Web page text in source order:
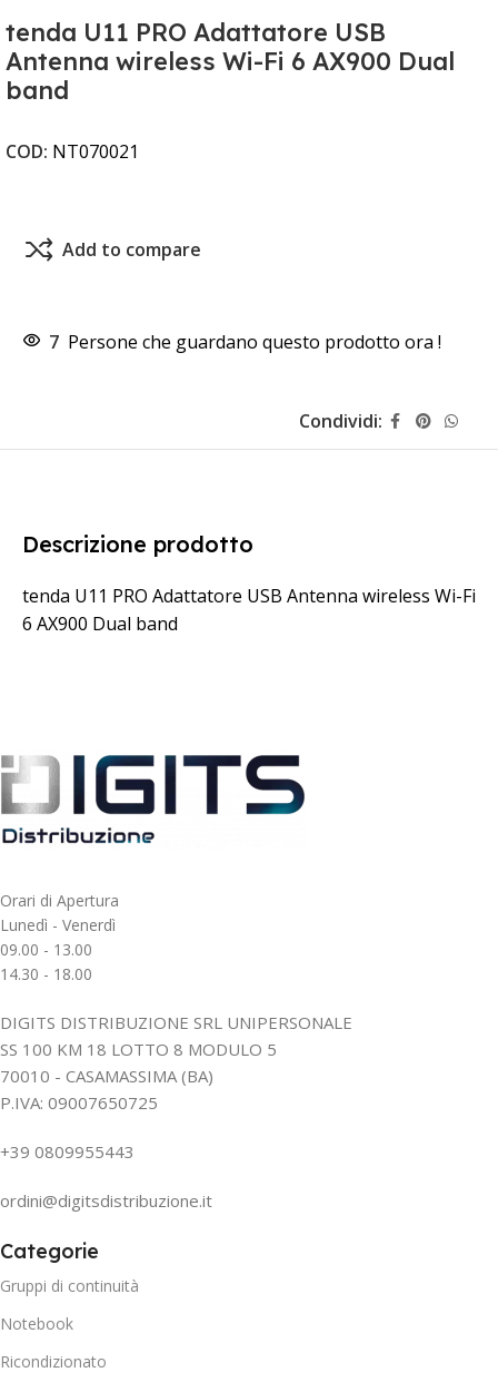
tenda U11 PRO Adattatore USB
Antenna wireless Wi-Fi 6 AX900 Dual
band
COD: NT070021
Add to compare
7 Persone che guardano questo prodotto ora !
Condividi:
Descrizione prodotto
tenda U11 PRO Adattatore USB Antenna wireless Wi-Fi
6 AX900 Dual band
Orari di Apertura
Lunedì - Venerdì
09.00 - 13.00
14.30 - 18.00
DIGITS DISTRIBUZIONE SRL UNIPERSONALE
SS 100 KM 18 LOTTO 8 MODULO 5
70010 - CASAMASSIMA (BA)
P.IVA: 09007650725
+39 0809955443
ordini@digitsdistribuzione.it
Categorie
Gruppi di continuità
Notebook
Ricondizionato